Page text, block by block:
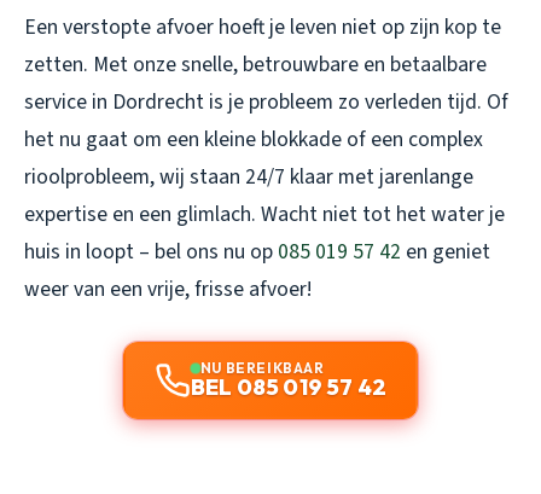
Een verstopte afvoer hoeft je leven niet op zijn kop te
zetten. Met onze snelle, betrouwbare en betaalbare
service in Dordrecht is je probleem zo verleden tijd. Of
het nu gaat om een kleine blokkade of een complex
rioolprobleem, wij staan 24/7 klaar met jarenlange
expertise en een glimlach. Wacht niet tot het water je
huis in loopt – bel ons nu op 085 019 57 42 en geniet
weer van een vrije, frisse afvoer!
NU BEREIKBAAR
BEL 085 019 57 42